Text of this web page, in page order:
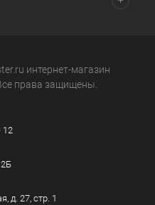
интернет-магазин
права защищены.
12
д. 27, стр. 1